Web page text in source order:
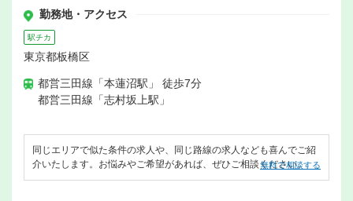
勤務地・アクセス
駅チカ
東京都板橋区
都営三田線「本蓮沼駅」 徒歩7分
都営三田線「志村坂上駅」
同じエリアで似た条件の求人や、同じ路線の求人なども喜んでご紹
介いたします。お悩みやご希望があれば、ぜひご相談ください。
無料で相談する